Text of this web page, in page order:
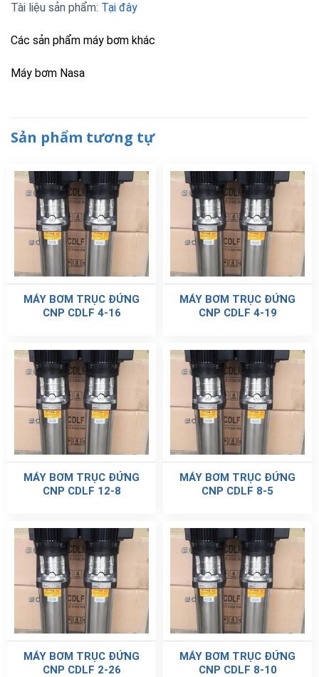
Tài liệu sản phẩm: Tại đây
Các sản phẩm máy bơm khác
Máy bơm Nasa
Sản phẩm tương tự
MÁY BƠM TRỤC ĐỨNG
CNP CDLF 4-16
MÁY BƠM TRỤC ĐỨNG
CNP CDLF 4-19
MÁY BƠM TRỤC ĐỨNG
CNP CDLF 12-8
MÁY BƠM TRỤC ĐỨNG
CNP CDLF 8-5
MÁY BƠM TRỤC ĐỨNG
CNP CDLF 2-26
MÁY BƠM TRỤC ĐỨNG
CNP CDLF 8-10